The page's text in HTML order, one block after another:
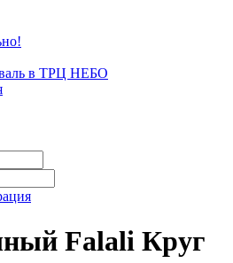
в ТРЦ НЕБО
Falali Круг